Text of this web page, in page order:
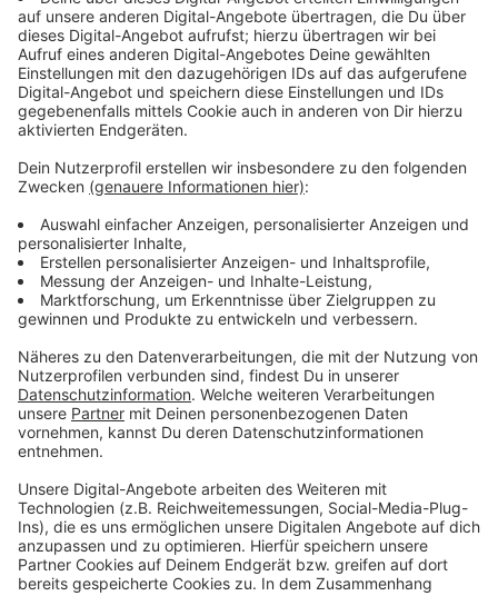
nach Standort auch nach Schulende sinnvoll sein, so
die Grünen. Die Aufstellung der Absperrung sei ähnlich
wie bei Straßenfesten. Ziel sei es, so die
Verkehrssicherheit für Schüler zu erhöhen und
gleichzeitig ihre Selbstständigkeit zu stärken. Die
konkretes Konzept erstellt.
Anzeige
Weitere Meldungen aus Leverkusen
Leverkusen: Elternrat darf keine Erzieher einstellen
Leverkusener Chempark: "Brückenstrompreis jetzt!“
Martinszüge starten an Leverkusener Schulen
Anzeige